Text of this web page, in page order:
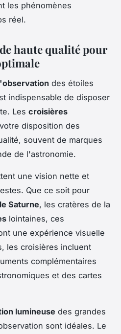
les phénomènes
réel.
haute qualité pour
des étoiles
indispensable de disposer
Les croisières
disposition des
souvent de marques
de l'astronomie.
une vision nette et
Que ce soit pour
Saturne, les cratères de la
lointaines, ces
une expérience visuelle
les croisières incluent
complémentaires
et des cartes
lumineuse des grandes
sont idéales. Le